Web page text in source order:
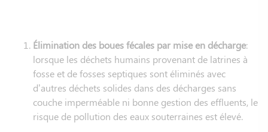
Élimination des boues fécales par mise en décharge:
lorsque les déchets humains provenant de latrines à
fosse et de fosses septiques sont éliminés avec
d’autres déchets solides dans des décharges sans
couche imperméable ni bonne gestion des effluents, le
risque de pollution des eaux souterraines est élevé.